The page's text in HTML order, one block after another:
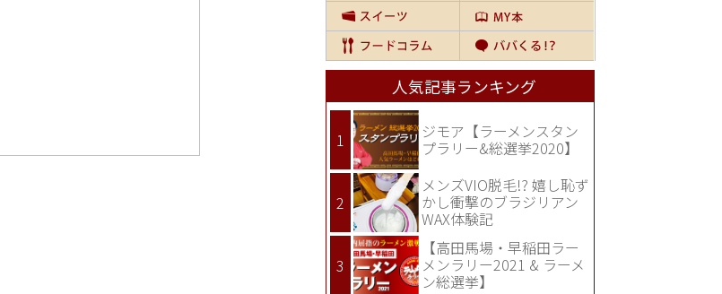
人気記事ランキング
ジモア【ラーメンスタン
プラリー&総選挙2020】
メンズVIO脱毛!? 嬉し恥ず
かし衝撃のブラジリアン
WAX体験記
【高田馬場・早稲田ラー
メンラリー2021 & ラーメ
ン総選挙】